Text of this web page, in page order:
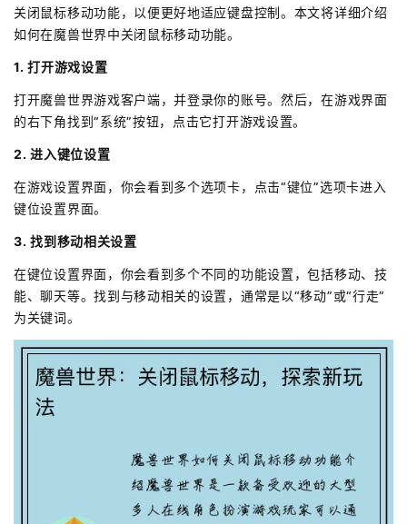
关闭鼠标移动功能，以便更好地适应键盘控制。本文将详细介绍
如何在魔兽世界中关闭鼠标移动功能。
1. 打开游戏设置
打开魔兽世界游戏客户端，并登录你的账号。然后，在游戏界面
的右下角找到“系统”按钮，点击它打开游戏设置。
2. 进入键位设置
在游戏设置界面，你会看到多个选项卡，点击“键位”选项卡进入
键位设置界面。
3. 找到移动相关设置
在键位设置界面，你会看到多个不同的功能设置，包括移动、技
能、聊天等。找到与移动相关的设置，通常是以“移动”或“行走”
为关键词。